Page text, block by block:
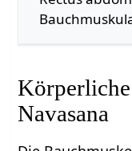
Navasana